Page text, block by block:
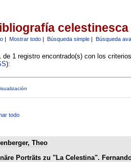
celestinesca
| Mostrar todo| Búsqueda simple| Búsqueda
de 1 registro encontrado(s) con los
):
todo
Theo
Porträts zu "La Celestina".